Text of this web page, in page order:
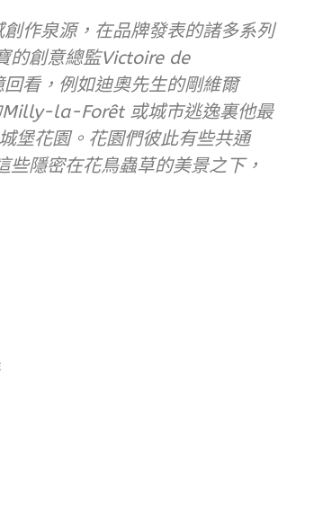
作泉源，在品牌發表的諸多系列
的創意總監Victoire de
看，例如迪奧先生的剛維爾
Milly-la-Forêt 或城市逃逸裏他最
堡花園。花園們彼此有些共通
些隱密在花鳥蟲草的美景之下，